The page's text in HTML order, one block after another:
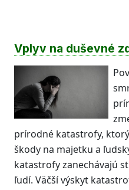
Vplyv na duševné
prírodné katastrofy,
škody na majetku a
katastrofy zanechávajú
ľudí. Väčší výskyt